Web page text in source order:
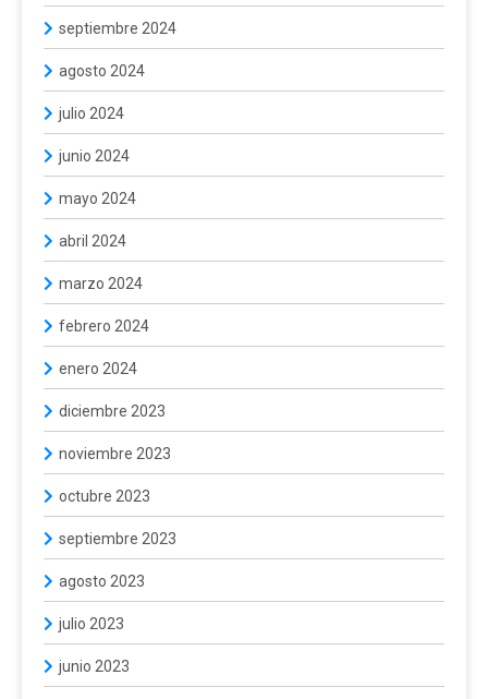
septiembre 2024
agosto 2024
julio 2024
junio 2024
mayo 2024
abril 2024
marzo 2024
febrero 2024
enero 2024
diciembre 2023
noviembre 2023
octubre 2023
septiembre 2023
agosto 2023
julio 2023
junio 2023